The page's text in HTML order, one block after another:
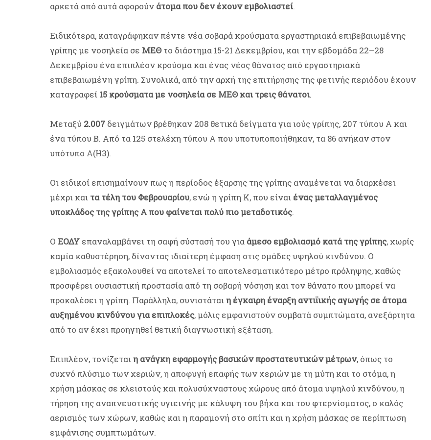
αρκετά από αυτά αφορούν άτομα που δεν έχουν εμβολιαστεί.
Ειδικότερα, καταγράφηκαν πέντε νέα σοβαρά κρούσματα εργαστηριακά επιβεβαιωμένης
γρίπης με νοσηλεία σε ΜΕΘτο διάστημα 15-21 Δεκεμβρίου, και την εβδομάδα 22–28
Δεκεμβρίου ένα επιπλέον κρούσμα και ένας νέος θάνατος από εργαστηριακά
επιβεβαιωμένη γρίπη. Συνολικά, από την αρχή της επιτήρησης της φετινής περιόδου έχουν
καταγραφεί 15 κρούσματα με νοσηλεία σε ΜΕΘ και τρεις θάνατοι.
Μεταξύ 2.007 δειγμάτων βρέθηκαν 208 θετικά δείγματα για ιούς γρίπης, 207 τύπου Α και
ένα τύπου Β. Από τα 125 στελέχη τύπου Α που υποτυποποιήθηκαν, τα 86 ανήκαν στον
υπότυπο Α(Η3).
Οι ειδικοί επισημαίνουν πως η περίοδος έξαρσης της γρίπης αναμένεται να διαρκέσει
μέχρι και τα τέλη του Φεβρουαρίου, ενώ η γρίπη Κ, που είναι ένας μεταλλαγμένος
υποκλάδος της γρίπης A που φαίνεται πολύ πιο μεταδοτικός.
Ο ΕΟΔΥ επαναλαμβάνει τη σαφή σύστασή του για άμεσο εμβολιασμό κατά της γρίπης, χωρίς
καμία καθυστέρηση, δίνοντας ιδιαίτερη έμφαση στις ομάδες υψηλού κινδύνου. Ο
εμβολιασμός εξακολουθεί να αποτελεί το αποτελεσματικότερο μέτρο πρόληψης, καθώς
προσφέρει ουσιαστική προστασία από τη σοβαρή νόσηση και τον θάνατο που μπορεί να
προκαλέσει η γρίπη. Παράλληλα, συνιστάταιη έγκαιρη έναρξη αντιϊικής αγωγής σε άτομα
αυξημένου κινδύνου για επιπλοκές, μόλις εμφανιστούν συμβατά συμπτώματα, ανεξάρτητα
από το αν έχει προηγηθεί θετική διαγνωστική εξέταση.
Επιπλέον, τονίζεταιη ανάγκη εφαρμογής βασικών προστατευτικών μέτρων, όπως το
συχνό πλύσιμο των χεριών, η αποφυγή επαφής των χεριών με τη μύτη και το στόμα, η
χρήση μάσκας σε κλειστούς και πολυσύχναστους χώρους από άτομα υψηλού κινδύνου, η
τήρηση της αναπνευστικής υγιεινής με κάλυψη του βήχα και του φτερνίσματος, ο καλός
αερισμός των χώρων, καθώς και η παραμονή στο σπίτι και η χρήση μάσκας σε περίπτωση
εμφάνισης συμπτωμάτων.